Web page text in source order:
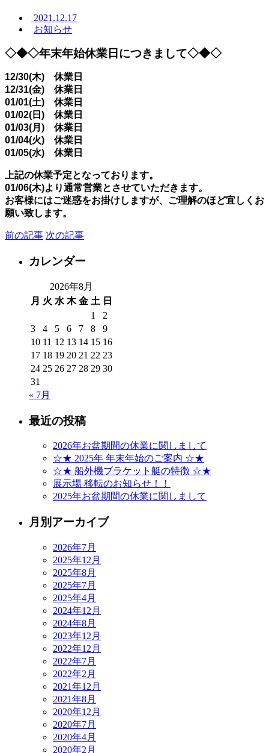
2021.12.17
お知らせ
◇◆◇年末年始休業日につきまして◇◆◇
12/30(木) 休業日
12/31(金) 休業日
01/01(土) 休業日
01/02(日) 休業日
01/03(月) 休業日
01/04(火) 休業日
01/05(水) 休業日
上記の休業予定となっております。
01/06(木)より通常営業とさせていただきます。
お客様にはご迷惑をお掛けしますが、ご理解のほど宜しくお
願い致します。
前の記事 次の記事
カレンダー
2026年8月
月 火 水 木 金 土 日
1
2
3
4 5 6 7 8
9
10 11 12 13 14 15 16
17 18 19 20 21 22 23
24 25 26 27 28 29 30
31
« 7月
最近の投稿
2026年お盆期間の休業に関しまして
☆★ 2025年 年末年始のご案内 ☆★
☆★ 船外機ブラケット艇の特徴 ☆★
展示場 移転のお知らせ！！
2025年お盆期間の休業に関しまして
月別アーカイブ
2026年7月
2025年12月
2025年8月
2025年7月
2025年4月
2024年12月
2024年8月
2023年12月
2022年12月
2022年7月
2022年2月
2021年12月
2021年8月
2020年12月
2020年7月
2020年4月
2020年2月